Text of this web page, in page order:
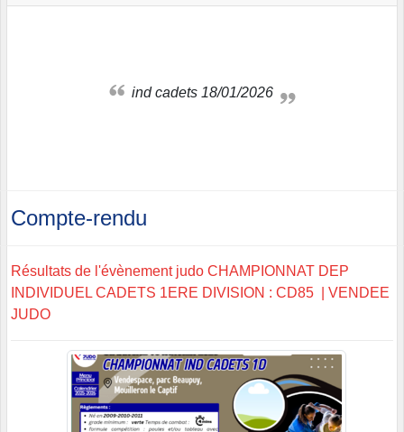
ind cadets 18/01/2026
Compte-rendu
Résultats de l'évènement judo CHAMPIONNAT DEP
INDIVIDUEL CADETS 1ERE DIVISION : CD85 | VENDEE
JUDO